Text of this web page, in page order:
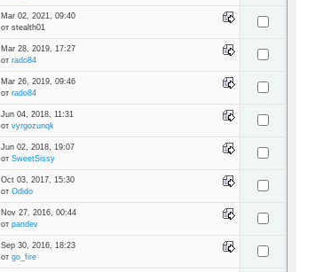
Mar 02, 2021, 09:40
от stealth01
Mar 28, 2019, 17:27
от rado84
Mar 26, 2019, 09:46
от rado84
Jun 04, 2018, 11:31
от vyrgozunqk
Jun 02, 2018, 19:07
от SweetSissy
Oct 03, 2017, 15:30
от Odido
Nov 27, 2016, 00:44
от pandev
Sep 30, 2016, 18:23
от go_fire